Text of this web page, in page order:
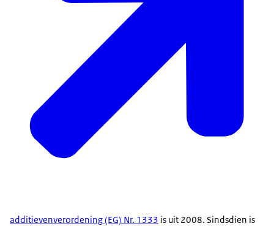
additievenverordening (EG) Nr. 1333 is uit 2008. Sindsdien is